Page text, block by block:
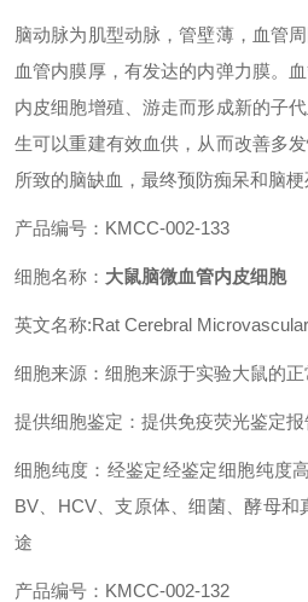
脑动脉为肌型动脉，管壁薄，血管
血管内膜厚，有发达的内弹力膜。
内皮细胞增殖、游走而形成新的子
生可以重建有效血供，从而改善多
所致的脑缺血，最终预防痴呆和脑梗
产品编号：KMCC-002-133
细胞名称： 大鼠脑微血管内皮细胞
英文名称:Rat Cerebral
细胞来源：细胞来源于实验大鼠的正
提供细胞鉴定：提供免疫荧光鉴定报
细胞纯度：经鉴定经鉴定细胞纯度
BV、HCV、支原体、细菌、酵母和
途
产品编号：KMCC-002-132